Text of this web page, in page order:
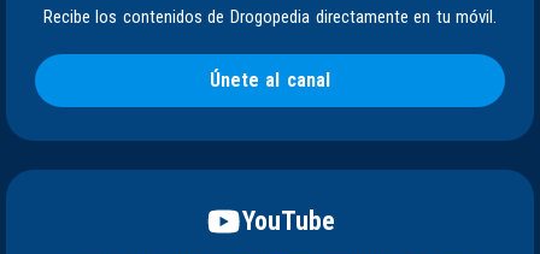
Recibe los contenidos de Drogopedia directamente en tu móvil.
Únete al canal
YouTube